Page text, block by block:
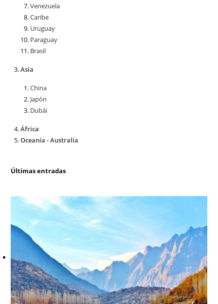
Venezuela
Caribe
Uruguay
Paraguay
Brasil
Asia
China
Japón
Dubái
África
Oceanía - Australia
Últimas entradas